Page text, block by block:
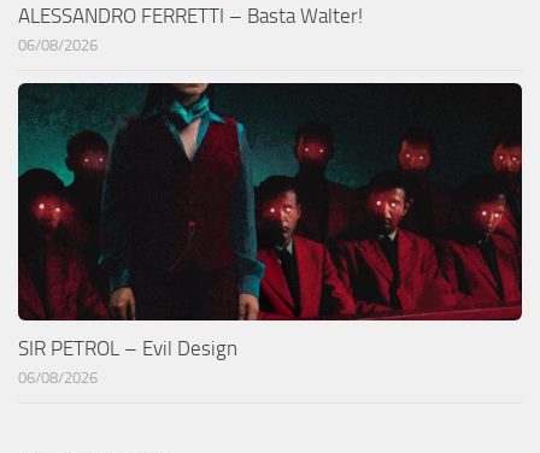
ALESSANDRO FERRETTI – Basta Walter!
06/08/2026
SIR PETROL – Evil Design
06/08/2026